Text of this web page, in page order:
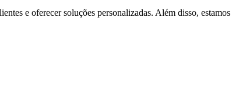
e oferecer soluções personalizadas. Além disso, estamos